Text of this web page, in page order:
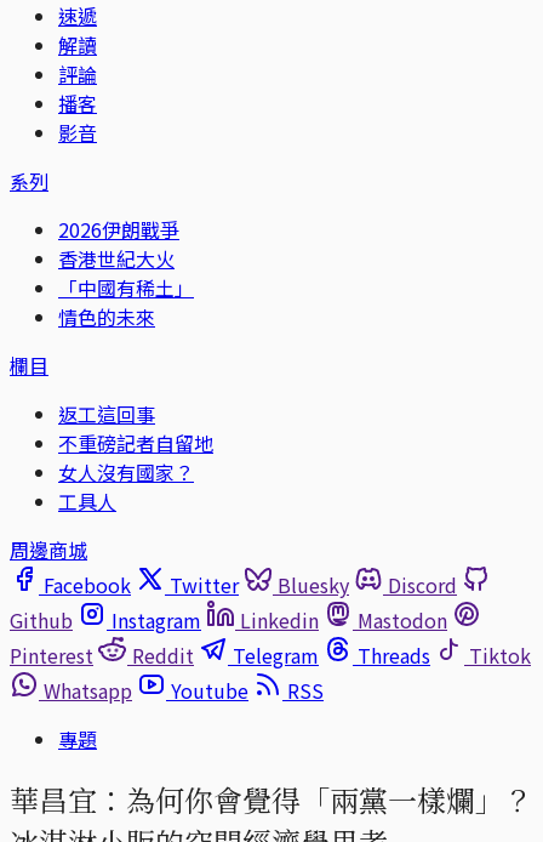
速遞
解讀
評論
播客
影音
系列
2026伊朗戰爭
香港世紀大火
「中國有稀土」
情色的未來
欄目
返工這回事
不重磅記者自留地
女人沒有國家？
工具人
周邊商城
Facebook
Twitter Bluesky
Discord
Github
Instagram Linkedin
Mastodon
Pinterest
Reddit Telegram Threads
Tiktok
Whatsapp
Youtube
RSS
專題
華昌宜：為何你會覺得「兩黨一樣爛」？